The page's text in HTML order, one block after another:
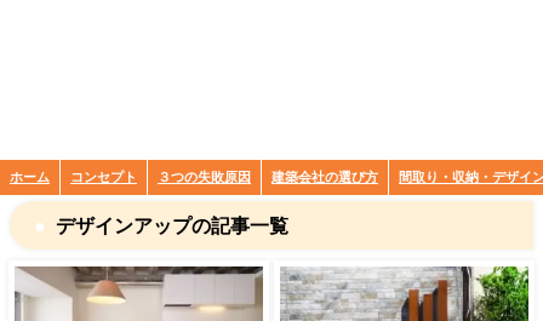
ホーム コンセプト ３つの失敗原因 建築会社の選び方 間取り・収納・デザイ
デザインアップの記事一覧